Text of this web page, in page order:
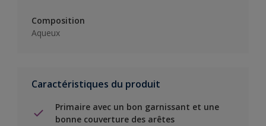
Composition
Aqueux
Caractéristiques du produit
Primaire avec un bon garnissant et une
bonne couverture des arêtes